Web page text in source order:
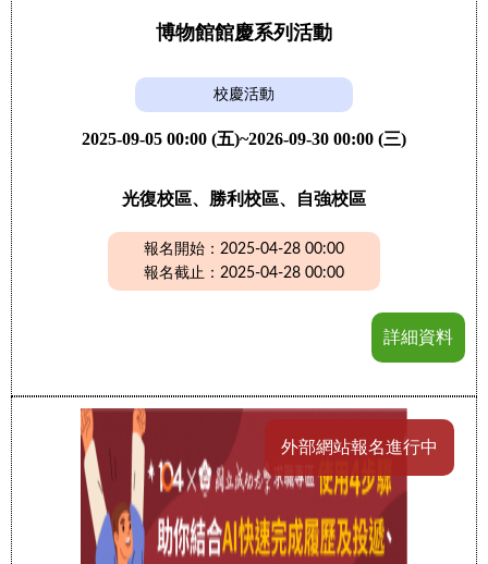
博物館館慶系列活動
校慶活動
2025-09-05 00:00 (五)~2026-09-30 00:00 (三)
光復校區、勝利校區、自強校區
報名開始：2025-04-28 00:00
報名截止：2025-04-28 00:00
詳細資料
外部網站報名進行中